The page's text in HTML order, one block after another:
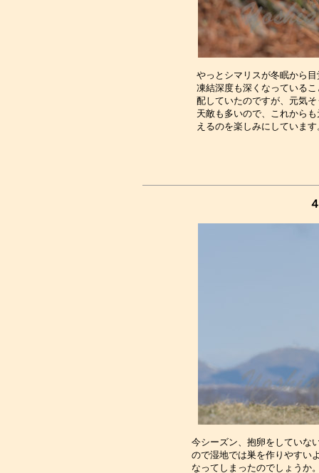
やっとシマリスが冬眠から
凍結深度も深くなっている
配していたのですが、元気
天敵も多いので、これから
今シーズン、抱卵をしていな
ので湿地では巣を作りやすい
なってしまったのでしょうか